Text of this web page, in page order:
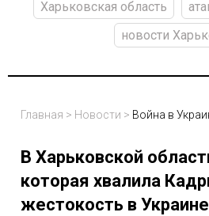
Харьковская область
новости
Главная > Новости > Война в
В Харьковской
которая хвалила
жестокость в